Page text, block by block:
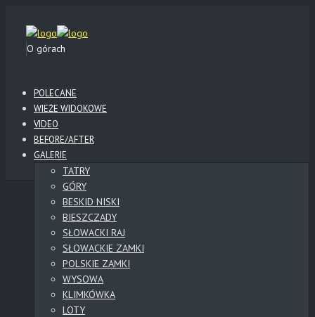
O górach
POLECANE
WIEŻE WIDOKOWE
VIDEO
BEFORE/AFTER
GALERIE
TATRY
GÓRY
BESKID NISKI
BIESZCZADY
SŁOWACKI RAJ
SŁOWACKIE ZAMKI
POLSKIE ZAMKI
WYSOWA
KLIMKÓWKA
LOTY